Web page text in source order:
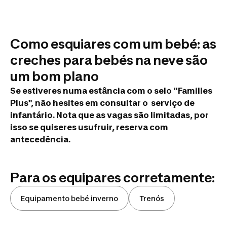
Como esquiares com um bebé: as
creches para bebés na neve são
um bom plano
Se estiveres numa estância com o selo "Familles
Plus", não hesites em consultar o serviço de
infantário. Nota que as vagas são limitadas, por
isso se quiseres usufruir, reserva com
antecedência.
Para os equipares corretamente:
Equipamento bebé inverno Trenós